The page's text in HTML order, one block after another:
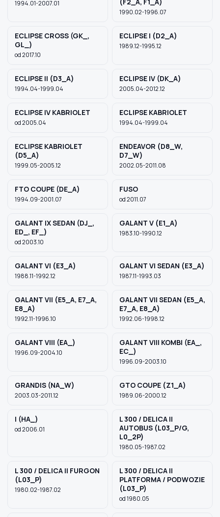
1994.01-2007.01
1990.02-1996.07
ECLIPSE CROSS (GK_,
GL_)
od 2017.10
ECLIPSE I (D2_A)
1989.12-1995.12
ECLIPSE II (D3_A)
1994.04-1999.04
ECLIPSE IV (DK_A)
2005.04-2012.12
ECLIPSE IV KABRIOLET
od 2005.04
ECLIPSE KABRIOLET
1994.04-1999.04
ECLIPSE KABRIOLET
(D5_A)
1999.05-2005.12
ENDEAVOR (D8_W,
D7_W)
2002.05-2011.08
FTO COUPE (DE_A)
1994.09-2001.07
FUSO
od 2011.07
GALANT IX SEDAN (DJ_,
ED_, EF_)
od 2003.10
GALANT V (E1_A)
1983.10-1990.12
GALANT VI (E3_A)
1988.11-1992.12
GALANT VI SEDAN (E3_A)
1987.11-1993.03
GALANT VII (E5_A, E7_A,
E8_A)
1992.11-1996.10
GALANT VII SEDAN (E5_A,
E7_A, E8_A)
1992.06-1998.12
GALANT VIII (EA_)
1996.09-2004.10
GALANT VIII KOMBI (EA_,
EC_)
1996.09-2003.10
GRANDIS (NA_W)
2003.03-2011.12
GTO COUPE (Z1_A)
1989.06-2000.12
I (HA_)
od 2006.01
L 300 / DELICA II
AUTOBUS (L03_P/G,
L0_2P)
1980.05-1987.02
L 300 / DELICA II FURGON
(L03_P)
1980.02-1987.02
L 300 / DELICA II
PLATFORMA / PODWOZIE
(L03_P)
od 1980.05